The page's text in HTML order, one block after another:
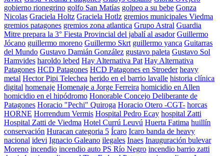
gobierno rionegrino golfo San Matías golpeo a su bebe Gonza
Nicolas Graciela Holtz Graciela Hotlz gremios municipales Viedma
gremios patagones gremios zona atlantica Grupo Astral Guardia
Mitre prepara la 3° Fiesta Provincial del jabalí al asador Guillermo
Jócano guillermo moreno Guillermo Skrt guillermo yanca Guitarras
del Mundo Gustavo Damián González gustavo paleta Gustavo Sol
Hamvides haroldo lebed Hay Alternativa Pat Hay Alternativa
Patagones HCD Patagones HCD Patagones en Stroeder heavy
metal Hector Pipi Telechea herido en el barrio lavalle historia clínica
digital homenaje Homenaje a Jorge Ferreira homicidio en Allen
homicidio en el hipódromo Honorable Concejo Deliberante de
Patagones Horacio "Pechi" Quiroga Horacio Otero -CGT- horcas
HORNE Horrendum Vermis Hospital Pedro Ecay hospital Zatti
Hospital Zatti de Viedma Hotel Currú Leuvú Huerta Fatima huillín
conservación Huracan categoria 5 Ícaro Icaro banda de heavy
nacional idevi Ignacio Galeano ilegales Inaes Inauguración bulevar
Moreno incendio incendio auto PS Río Negro incendio barrio zatti